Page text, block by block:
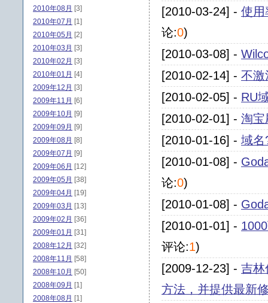
[2010-03-24] - 使用
论:0)
[2010-03-08] -
[2010-02-14] - 不激
[2010-02-05] - RU
[2010-02-01] - 淘宝
[2010-01-16] - 域名
[2010-01-08] -
论:0)
[2010-01-08] -
[2010-01-01] -
评论:1)
[2009-12-23] - 吉林
方法，并提供最新
2010年08月 [3]
2010年07月 [1]
2010年05月 [2]
2010年03月 [3]
2010年02月 [3]
2010年01月 [4]
2009年12月 [3]
2009年11月 [6]
2009年10月 [9]
2009年09月 [9]
2009年08月 [8]
2009年07月 [9]
2009年06月 [12]
2009年05月 [38]
2009年04月 [19]
2009年03月 [13]
2009年02月 [36]
2009年01月 [31]
2008年12月 [32]
2008年11月 [58]
2008年10月 [50]
2008年09月 [1]
2008年08月 [1]